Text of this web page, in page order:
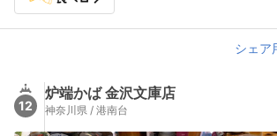
シェア
12
炉端かば 金沢文庫店
神奈川県 / 港南台